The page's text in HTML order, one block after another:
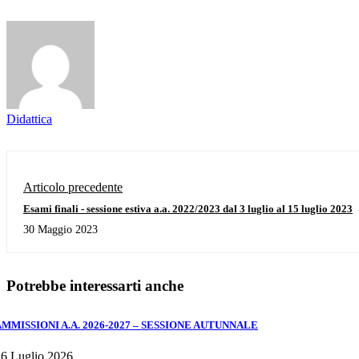
Didattica
Articolo precedente
Esami finali - sessione estiva a.a. 2022/2023 dal 3 luglio al 15 luglio 2023
30 Maggio 2023
Potrebbe interessarti anche
A.A. 2026-2027 – SESSIONE AUTUNNALE
Luglio 2026